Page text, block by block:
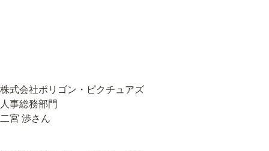
株式会社ポリゴン・ピクチュアズ
人事総務部門
二宮 渉さん